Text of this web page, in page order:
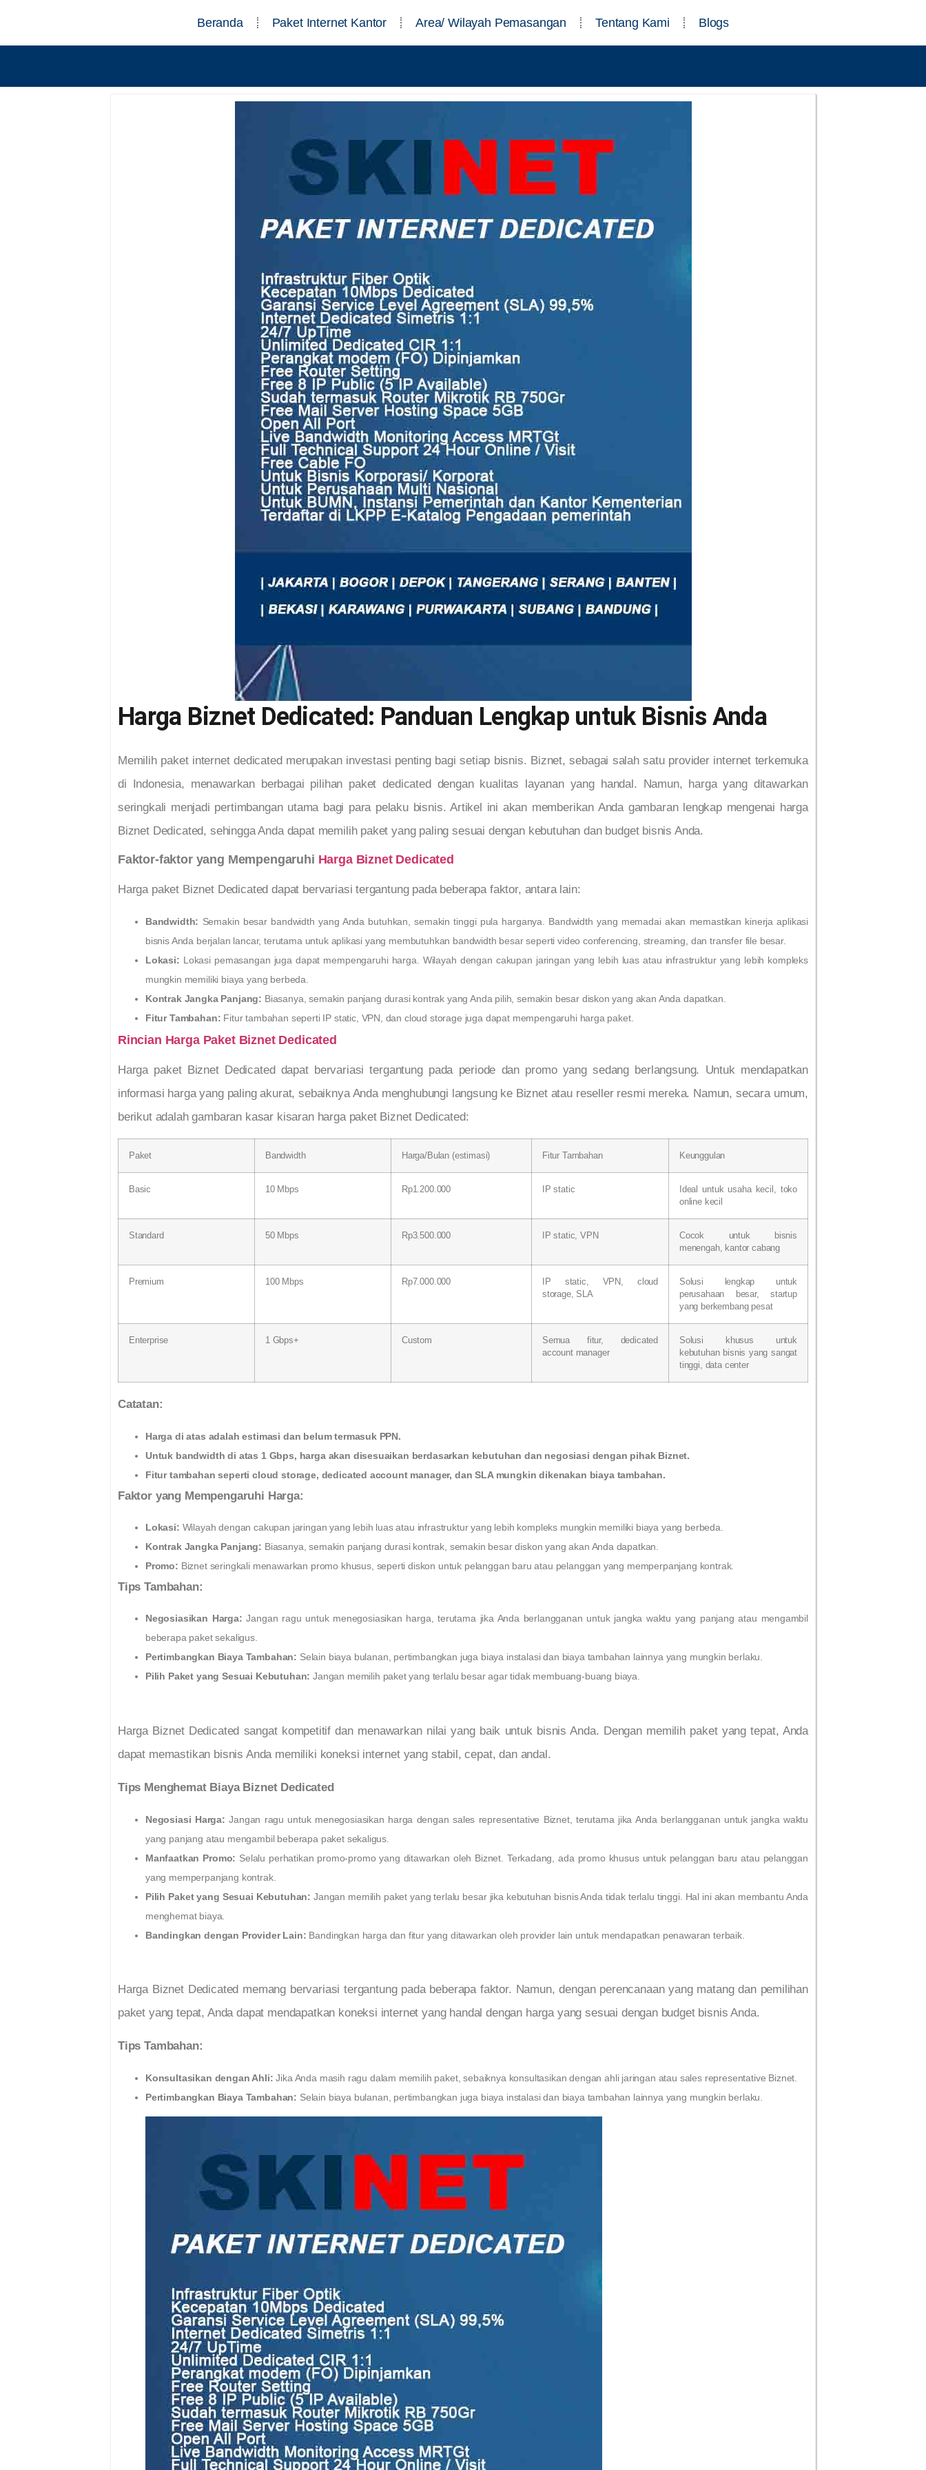
Beranda Paket Internet Kantor Area/ Wilayah Pemasangan Tentang Kami Blogs
Harga Biznet Dedicated: Panduan Lengkap untuk Bisnis Anda
Memilih paket internet dedicated merupakan investasi penting bagi setiap bisnis. Biznet, sebagai salah satu provider internet terkemuka
di Indonesia, menawarkan berbagai pilihan paket dedicated dengan kualitas layanan yang handal. Namun, harga yang ditawarkan
seringkali menjadi pertimbangan utama bagi para pelaku bisnis. Artikel ini akan memberikan Anda gambaran lengkap mengenai harga
Biznet Dedicated, sehingga Anda dapat memilih paket yang paling sesuai dengan kebutuhan dan budget bisnis Anda.
Faktor-faktor yang Mempengaruhi Harga Biznet Dedicated
Harga paket Biznet Dedicated dapat bervariasi tergantung pada beberapa faktor, antara lain:
Bandwidth: Semakin besar bandwidth yang Anda butuhkan, semakin tinggi pula harganya. Bandwidth yang memadai akan memastikan kinerja aplikasi
bisnis Anda berjalan lancar, terutama untuk aplikasi yang membutuhkan bandwidth besar seperti video conferencing, streaming, dan transfer file besar.
Lokasi: Lokasi pemasangan juga dapat mempengaruhi harga. Wilayah dengan cakupan jaringan yang lebih luas atau infrastruktur yang lebih kompleks
mungkin memiliki biaya yang berbeda.
Kontrak Jangka Panjang: Biasanya, semakin panjang durasi kontrak yang Anda pilih, semakin besar diskon yang akan Anda dapatkan.
Fitur Tambahan: Fitur tambahan seperti IP static, VPN, dan cloud storage juga dapat mempengaruhi harga paket.
Rincian Harga Paket Biznet Dedicated
Harga paket Biznet Dedicated dapat bervariasi tergantung pada periode dan promo yang sedang berlangsung. Untuk mendapatkan
informasi harga yang paling akurat, sebaiknya Anda menghubungi langsung ke Biznet atau reseller resmi mereka. Namun, secara umum,
berikut adalah gambaran kasar kisaran harga paket Biznet Dedicated:
Paket Bandwidth Harga/Bulan (estimasi) Fitur Tambahan Keunggulan
Basic 10 Mbps Rp1.200.000 IP static
Ideal untuk usaha kecil, toko
online kecil
Standard 50 Mbps Rp3.500.000 IP static, VPN
Cocok untuk bisnis
menengah, kantor cabang
Premium 100 Mbps Rp7.000.000
IP static, VPN, cloud
storage, SLA
Solusi lengkap untuk
perusahaan besar, startup
yang berkembang pesat
Enterprise 1 Gbps+ Custom
Semua fitur, dedicated
account manager
Solusi khusus untuk
kebutuhan bisnis yang sangat
tinggi, data center
Catatan:
Harga di atas adalah estimasi dan belum termasuk PPN.
Untuk bandwidth di atas 1 Gbps, harga akan disesuaikan berdasarkan kebutuhan dan negosiasi dengan pihak Biznet.
Fitur tambahan seperti cloud storage, dedicated account manager, dan SLA mungkin dikenakan biaya tambahan.
Faktor yang Mempengaruhi Harga:
Lokasi: Wilayah dengan cakupan jaringan yang lebih luas atau infrastruktur yang lebih kompleks mungkin memiliki biaya yang berbeda.
Kontrak Jangka Panjang: Biasanya, semakin panjang durasi kontrak, semakin besar diskon yang akan Anda dapatkan.
Promo: Biznet seringkali menawarkan promo khusus, seperti diskon untuk pelanggan baru atau pelanggan yang memperpanjang kontrak.
Tips Tambahan:
Negosiasikan Harga: Jangan ragu untuk menegosiasikan harga, terutama jika Anda berlangganan untuk jangka waktu yang panjang atau mengambil
beberapa paket sekaligus.
Pertimbangkan Biaya Tambahan: Selain biaya bulanan, pertimbangkan juga biaya instalasi dan biaya tambahan lainnya yang mungkin berlaku.
Pilih Paket yang Sesuai Kebutuhan: Jangan memilih paket yang terlalu besar agar tidak membuang-buang biaya.
Harga Biznet Dedicated sangat kompetitif dan menawarkan nilai yang baik untuk bisnis Anda. Dengan memilih paket yang tepat, Anda
dapat memastikan bisnis Anda memiliki koneksi internet yang stabil, cepat, dan andal.
Tips Menghemat Biaya Biznet Dedicated
Negosiasi Harga: Jangan ragu untuk menegosiasikan harga dengan sales representative Biznet, terutama jika Anda berlangganan untuk jangka waktu
yang panjang atau mengambil beberapa paket sekaligus.
Manfaatkan Promo: Selalu perhatikan promo-promo yang ditawarkan oleh Biznet. Terkadang, ada promo khusus untuk pelanggan baru atau pelanggan
yang memperpanjang kontrak.
Pilih Paket yang Sesuai Kebutuhan: Jangan memilih paket yang terlalu besar jika kebutuhan bisnis Anda tidak terlalu tinggi. Hal ini akan membantu Anda
menghemat biaya.
Bandingkan dengan Provider Lain: Bandingkan harga dan fitur yang ditawarkan oleh provider lain untuk mendapatkan penawaran terbaik.
Harga Biznet Dedicated memang bervariasi tergantung pada beberapa faktor. Namun, dengan perencanaan yang matang dan pemilihan
paket yang tepat, Anda dapat mendapatkan koneksi internet yang handal dengan harga yang sesuai dengan budget bisnis Anda.
Tips Tambahan:
Konsultasikan dengan Ahli: Jika Anda masih ragu dalam memilih paket, sebaiknya konsultasikan dengan ahli jaringan atau sales representative Biznet.
Pertimbangkan Biaya Tambahan: Selain biaya bulanan, pertimbangkan juga biaya instalasi dan biaya tambahan lainnya yang mungkin berlaku.